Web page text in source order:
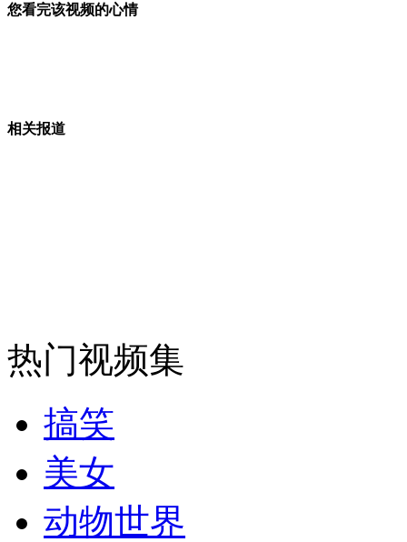
刘德华20年秘密“修身食谱”曝光
女孩北京地铁殴打老人 痛下狠手拳打脚踢
无痛分娩是否安全 医生回应
外交部：反对强权政治霸凌主义
外交部：有关国家言论片面不公正
您看完该视频的心情
相关报道
热门视频集
搞笑
美女
动物世界